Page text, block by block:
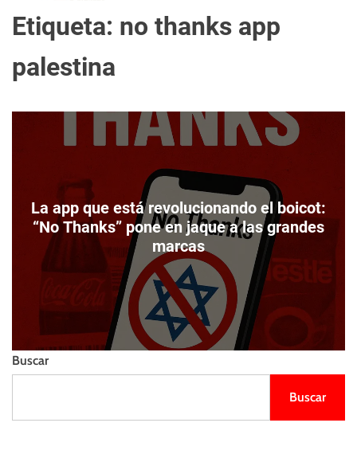
r
a
e
f
P
s
r
e
l
m
o
r
e
n
Etiqueta: no thanks app
palestina
La app que está revolucionando el boicot:
“No Thanks” pone en jaque a las grandes
marcas
Buscar
Buscar